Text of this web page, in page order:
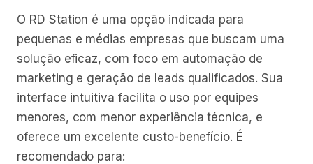
O RD Station é uma opção indicada para
pequenas e médias empresas que buscam uma
solução eficaz, com foco em automação de
marketing e geração de leads qualificados. Sua
interface intuitiva facilita o uso por equipes
menores, com menor experiência técnica, e
oferece um excelente custo-benefício. É
recomendado para: